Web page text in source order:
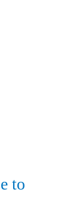
to